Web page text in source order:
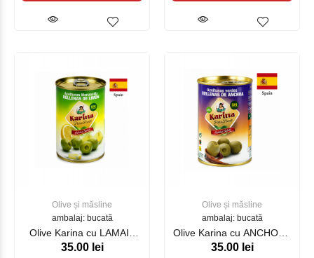
Olive și măsline
ambalaj: bucată
Olive Karina cu LAMAIE
290 ml (03240133101)
35.00 lei
Olive și măsline
ambalaj: bucată
Olive Karina cu ANCHOUS
290 ml
35.00 lei